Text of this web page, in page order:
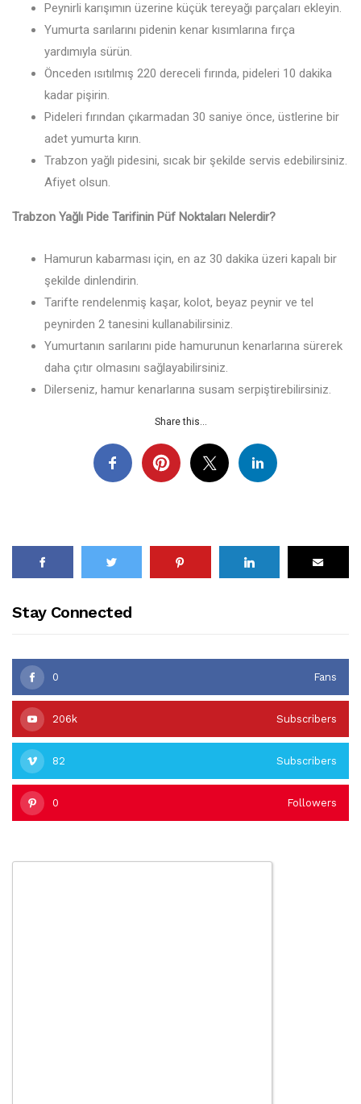
Peynirli karışımın üzerine küçük tereyağı parçaları ekleyin.
Yumurta sarılarını pidenin kenar kısımlarına fırça
yardımıyla sürün.
Önceden ısıtılmış 220 dereceli fırında, pideleri 10 dakika
kadar pişirin.
Pideleri fırından çıkarmadan 30 saniye önce, üstlerine bir
adet yumurta kırın.
Trabzon yağlı pidesini, sıcak bir şekilde servis edebilirsiniz.
Afiyet olsun.
Trabzon Yağlı Pide Tarifinin Püf Noktaları Nelerdir?
Hamurun kabarması için, en az 30 dakika üzeri kapalı bir
şekilde dinlendirin.
Tarifte rendelenmiş kaşar, kolot, beyaz peynir ve tel
peynirden 2 tanesini kullanabilirsiniz.
Yumurtanın sarılarını pide hamurunun kenarlarına sürerek
daha çıtır olmasını sağlayabilirsiniz.
Dilerseniz, hamur kenarlarına susam serpiştirebilirsiniz.
Share this...
Stay Connected
0 Fans
206k Subscribers
82 Subscribers
0 Followers